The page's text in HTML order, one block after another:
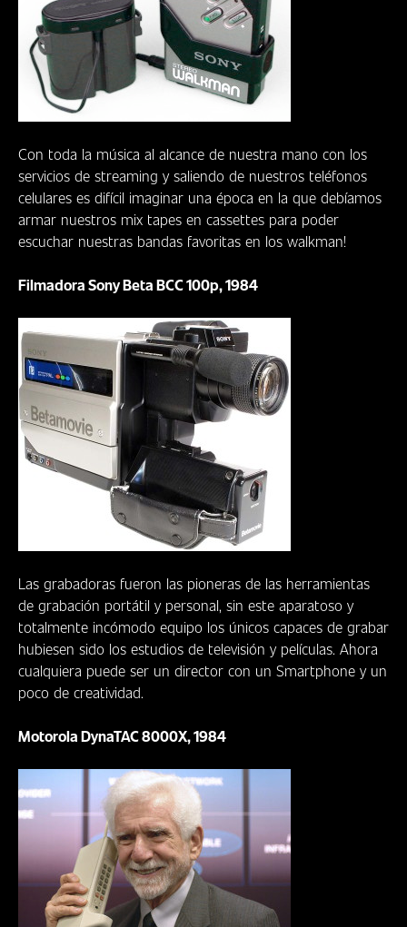
Con toda la música al alcance de nuestra mano con los
servicios de streaming y saliendo de nuestros teléfonos
celulares es difícil imaginar una época en la que debíamos
armar nuestros mix tapes en cassettes para poder
escuchar nuestras bandas favoritas en los walkman!
Filmadora Sony Beta BCC 100p, 1984
Las grabadoras fueron las pioneras de las herramientas
de grabación portátil y personal, sin este aparatoso y
totalmente incómodo equipo los únicos capaces de grabar
hubiesen sido los estudios de televisión y películas. Ahora
cualquiera puede ser un director con un Smartphone y un
poco de creatividad.
Motorola DynaTAC 8000X, 1984